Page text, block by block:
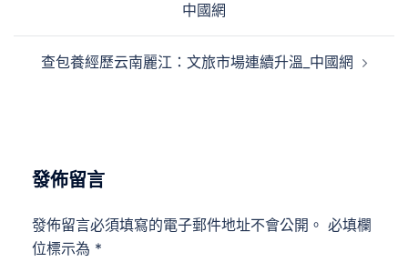
中國網
查包養經歷云南麗江：文旅市場連續升溫_中國網
發佈留言
發佈留言必須填寫的電子郵件地址不會公開。 必填欄
位標示為 *